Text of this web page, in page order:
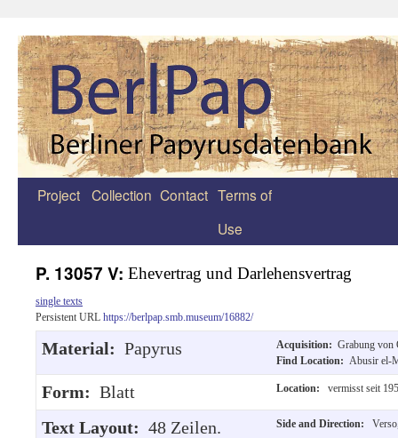
Zum
Project Collection Contact Terms of
Use
P. 13057 V: Ehevertrag und Darlehensvertrag
single texts
Persistent URL https://berlpap.smb.museum/16882/
Material: Papyrus Acquisition: Grabung von
Find Location: Abusir el-
Form: Blatt Location: vermisst seit
Text Layout: 48 Zeilen. Side and Direction: